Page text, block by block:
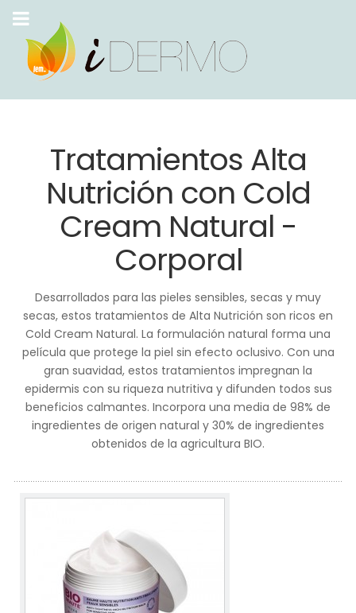
Tratamientos Alta
Nutrición con Cold
Cream Natural -
Corporal
Desarrollados para las pieles sensibles, secas y muy
secas, estos tratamientos de Alta Nutrición son ricos en
Cold Cream Natural. La formulación natural forma una
película que protege la piel sin efecto oclusivo. Con una
gran suavidad, estos tratamientos impregnan la
epidermis con su riqueza nutritiva y difunden todos sus
beneficios calmantes. Incorpora una media de 98% de
ingredientes de origen natural y 30% de ingredientes
obtenidos de la agricultura BIO.